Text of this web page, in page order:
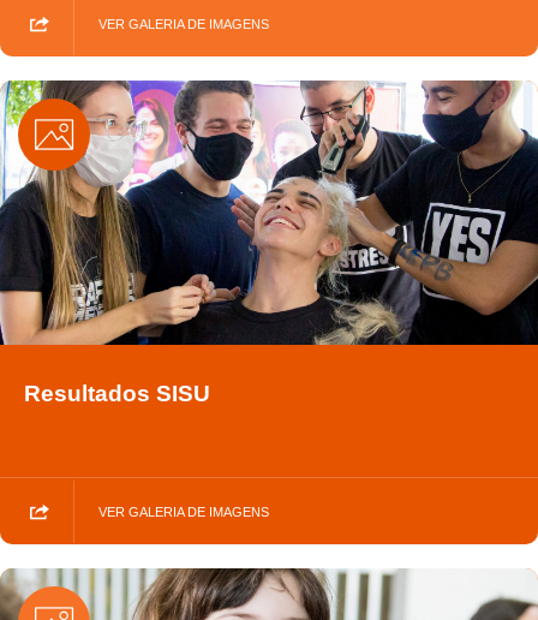
VER GALERIA DE IMAGENS
Resultados SISU
VER GALERIA DE IMAGENS